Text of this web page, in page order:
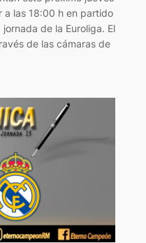
a las 18:00 h en partido
de la Euroliga. El
de las cámaras de